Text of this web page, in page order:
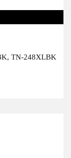
TN-248XLBK